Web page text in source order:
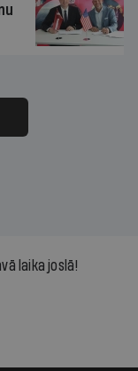
laika joslā!